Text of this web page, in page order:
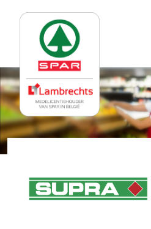
Jump
to
navigation